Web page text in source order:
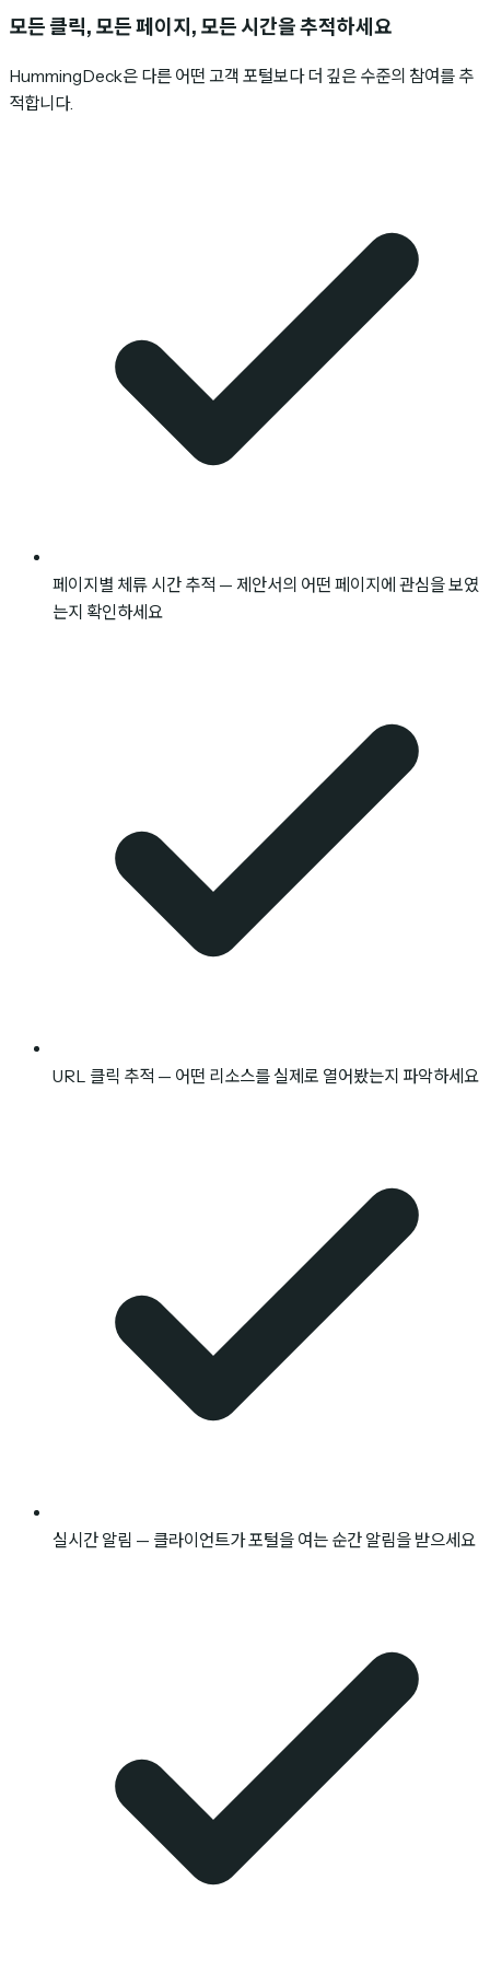
모든 클릭, 모든 페이지, 모든 시간을 추적하세요
HummingDeck은 다른 어떤 고객 포털보다 더 깊은 수준의 참여를 추
적합니다.
페이지별 체류 시간 추적 — 제안서의 어떤 페이지에 관심을 보였
는지 확인하세요
URL 클릭 추적 — 어떤 리소스를 실제로 열어봤는지 파악하세요
실시간 알림 — 클라이언트가 포털을 여는 순간 알림을 받으세요